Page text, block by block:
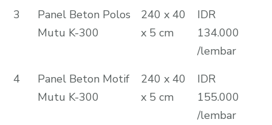
3
Panel Beton Polos
Mutu K-300
240 x 40
x 5 cm
IDR
134.000
/lembar
4
Panel Beton Motif
Mutu K-300
240 x 40
x 5 cm
IDR
155.000
/lembar